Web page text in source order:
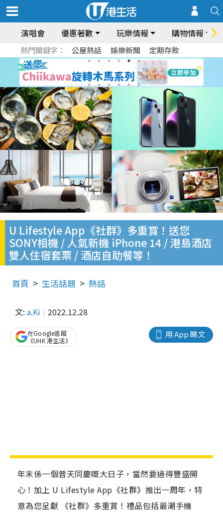
演唱會 優惠著數 玩樂情報 購物情報
熱門關鍵字： 公屋熱話 娛樂新聞 定期存款
U Lifestyle App《社群》多重賞！送您
SONY相機 / 人氣新機 iPhone 14 / 港島酒店
雙人住宿套票 / 酒店自助餐等！
首頁 生活話題 熱話
文: a.Ki 2022.12.28
用 App 睇文
在Google追蹤
《UHK 港生活》
年末係一個普天同慶嘅大日子，當然要過得豐盛開
心！加上 U Lifestyle App《社群》推出一周年，特
意為您呈獻 《社群》多重賞！禮品包括最潮手機